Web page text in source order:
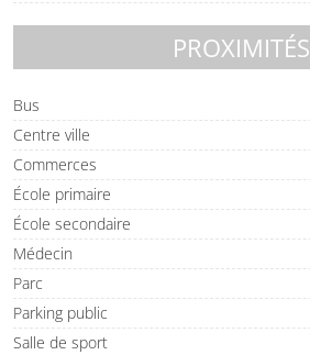
PROXIMITÉS
Bus
Centre ville
Commerces
École primaire
École secondaire
Médecin
Parc
Parking public
Salle de sport